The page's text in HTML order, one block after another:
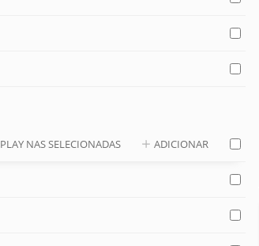
PLAY NAS SELECIONADAS ADICIONAR